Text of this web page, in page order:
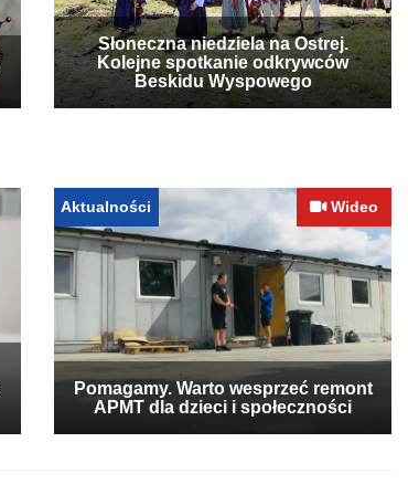
Słoneczna niedziela na Ostrej.
Kolejne spotkanie odkrywców
Beskidu Wyspowego
Aktualności Wideo
Pomagamy. Warto wesprzeć remont
APMT dla dzieci i społeczności